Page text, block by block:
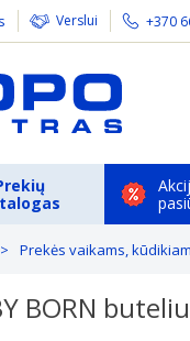
Verslui +370
Prekės vaikams,
BORN